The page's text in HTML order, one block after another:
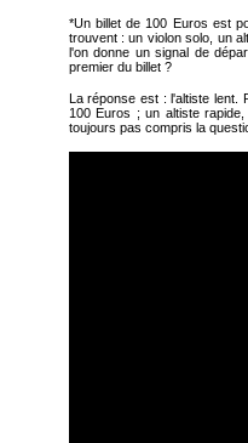
*Un billet de 100 Euros est
trouvent : un violon solo, un
l'on donne un signal de
premier du billet ?
La réponse est : l'altiste lent.
100 Euros ; un altiste
toujours pas compris la